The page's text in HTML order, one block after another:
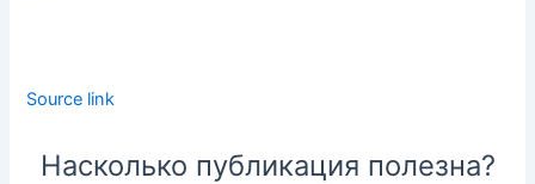
Source link
Насколько публикация полезна?